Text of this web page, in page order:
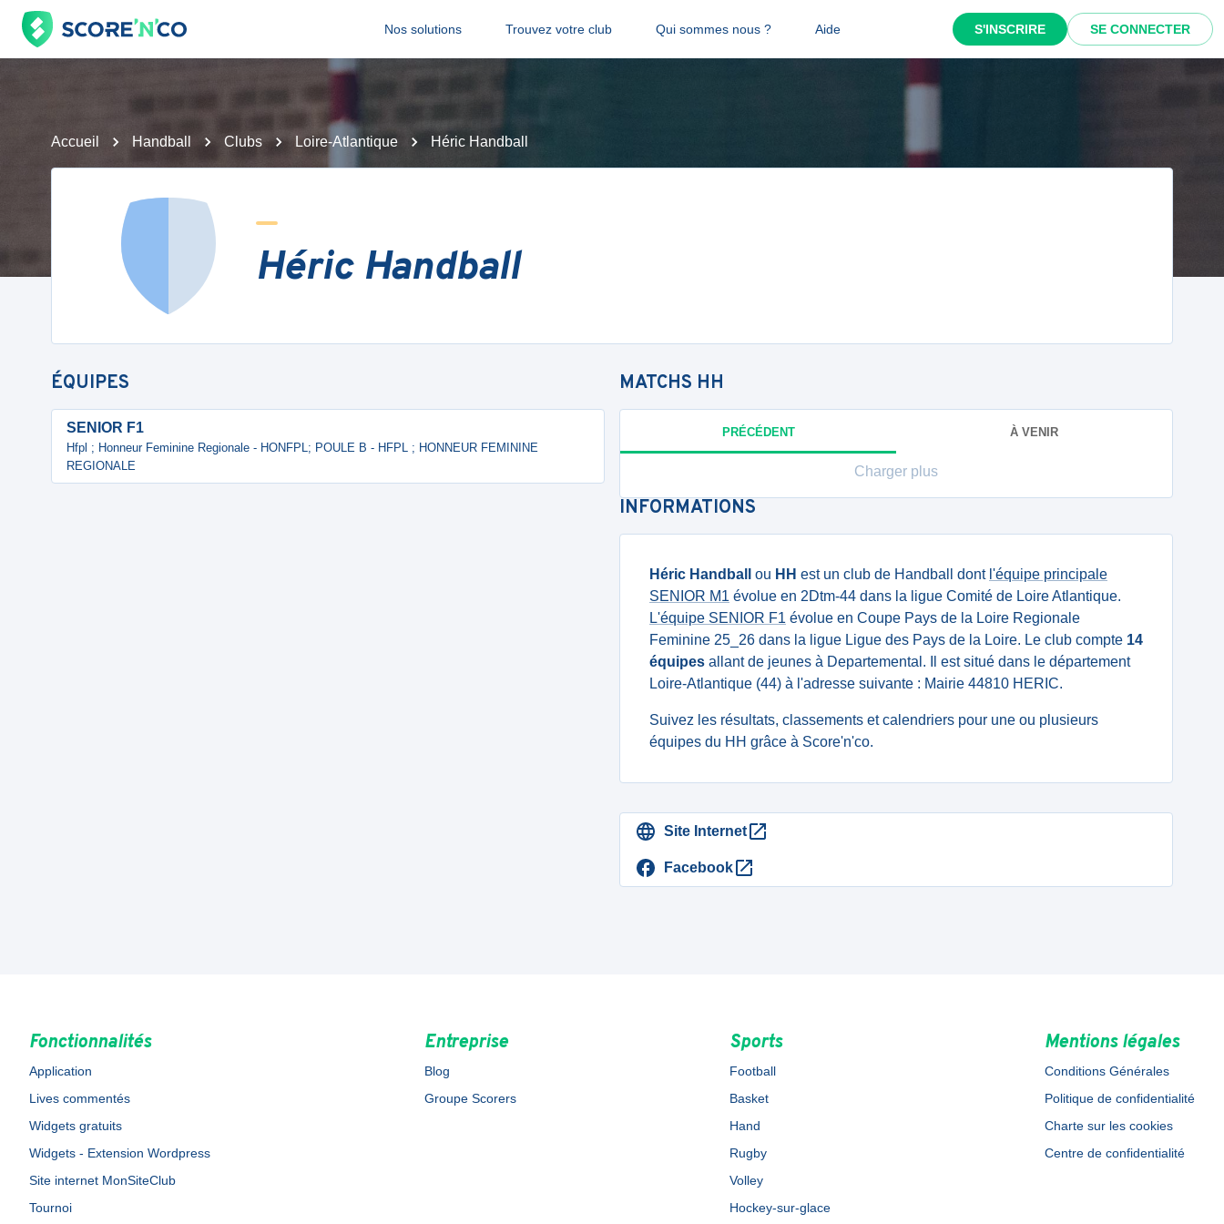
Nos solutions Trouvez votre club Qui sommes nous ? Aide S'INSCRIRE SE CONNECTER
Accueil Handball Clubs Loire-Atlantique Héric Handball
Héric Handball
ÉQUIPES
SENIOR F1
Hfpl ; Honneur Feminine Regionale - HONFPL; POULE B - HFPL ; HONNEUR FEMININE
REGIONALE
MATCHS HH
PRÉCÉDENT À VENIR
Charger plus
INFORMATIONS
Héric Handball ou HH est un club de Handball dont l'équipe principale
SENIOR M1 évolue en 2Dtm-44 dans la ligue Comité de Loire Atlantique.
L'équipe SENIOR F1 évolue en Coupe Pays de la Loire Regionale
Feminine 25_26 dans la ligue Ligue des Pays de la Loire. Le club compte 14
équipes allant de jeunes à Departemental. Il est situé dans le département
Loire-Atlantique (44) à l'adresse suivante : Mairie 44810 HERIC.
Suivez les résultats, classements et calendriers pour une ou plusieurs
équipes du HH grâce à Score'n'co.
Site Internet
Facebook
Fonctionnalités
Application
Lives commentés
Widgets gratuits
Widgets - Extension Wordpress
Site internet MonSiteClub
Tournoi
Entreprise
Blog
Groupe Scorers
Sports
Football
Basket
Hand
Rugby
Volley
Hockey-sur-glace
Mentions légales
Conditions Générales
Politique de confidentialité
Charte sur les cookies
Centre de confidentialité